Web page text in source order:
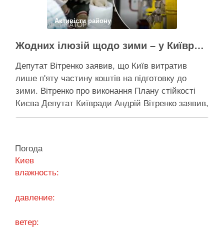
Активісти району
Жодних ілюзій щодо зими – у Київраді закидають, що КМДА виконала План стійкості на 20%
Депутат Вітренко заявив, що Київ витратив
лише п'яту частину коштів на підготовку до
зими. Вітренко про виконання Плану стійкості
Києва Депутат Київради Андрій Вітренко заявив,
що станом на 5 серпня столична влада
старту опалювального сезону …
Погода
Киев
влажность:
давление:
ветер: